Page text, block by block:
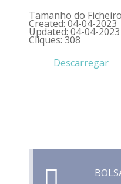
Tamanho do
Created: 04-04-2023
Updated: 04-04-2023
Cliques: 308
Descarregar